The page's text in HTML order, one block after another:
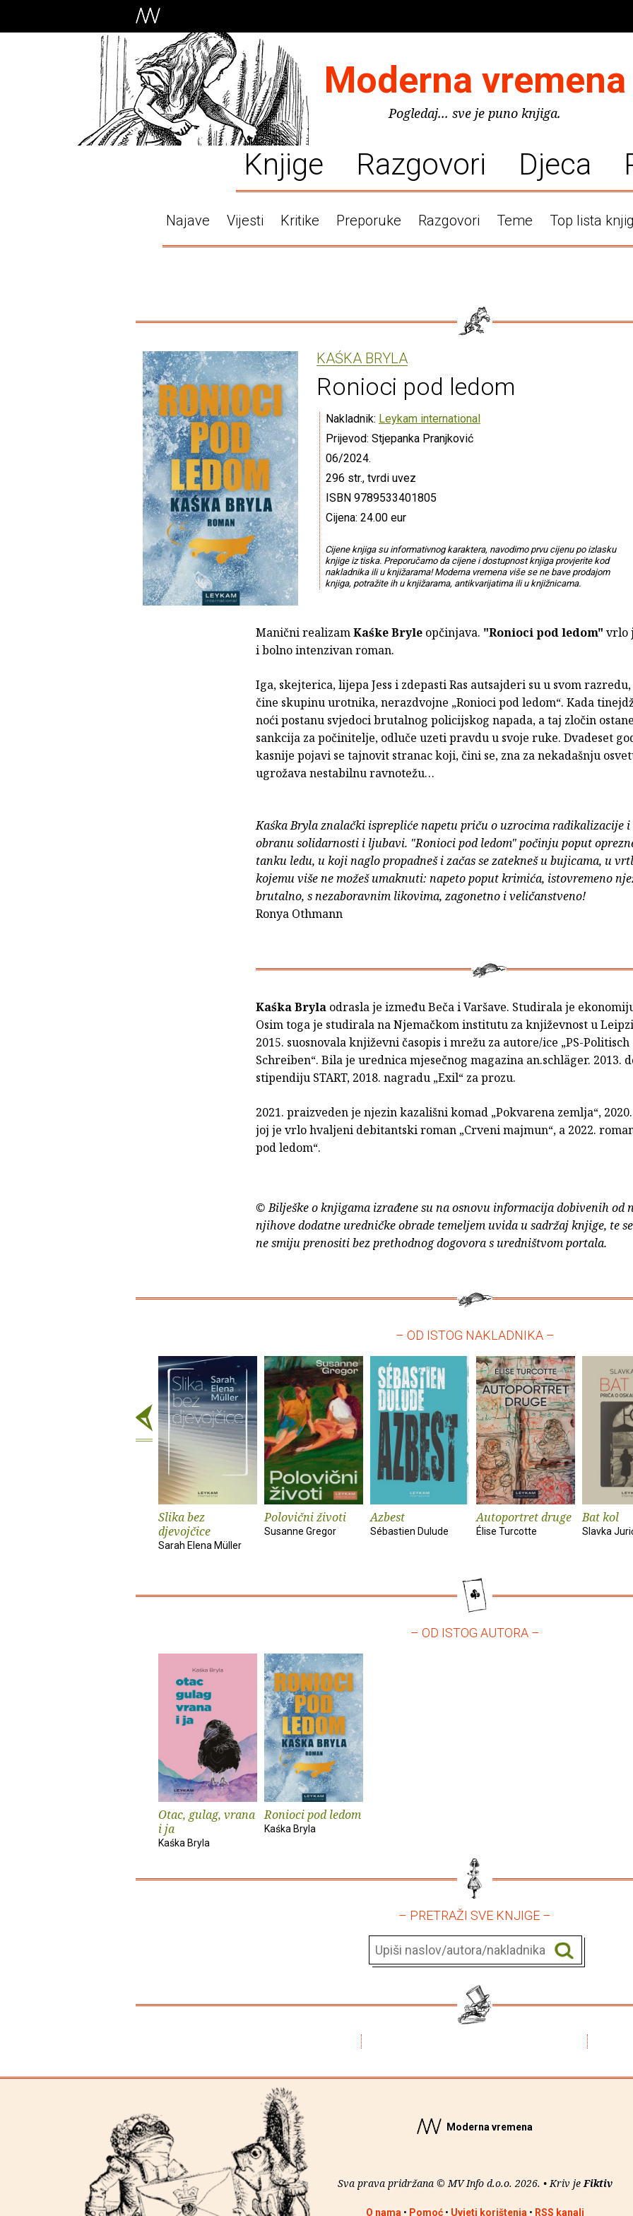
Moderna vremena
Pogledaj... sve je puno knjiga.
Knjige Razgovori Djeca
Najave Vijesti Kritike Preporuke Razgovori Teme Top lista
KAŚKA BRYLA
Ronioci pod ledom
Nakladnik: Leykam international
Prijevod: Stjepanka Pranjković
06/2024.
296 str., tvrdi uvez
ISBN 9789533401805
Cijena: 24.00 eur
Cijene knjiga su informativnog karaktera, navodimo prvu cijenu po izlasku
knjige iz tiska. Preporučamo da cijene i dostupnost knjiga provjerite kod
nakladnika ili u knjižarama! Moderna vremena više se ne bave prodajom
knjiga, potražite ih u knjižarama, antikvarijatima ili u knjižnicama.
Manični realizamKaśke Bryle opčinjava. "Ronioci pod ledom" vrlo
i bolno intenzivan roman.
Iga, skejterica, lijepa Jess i zdepasti Ras autsajderi su u svom
čine skupinu urotnika, nerazdvojne „Ronioci pod ledom“. Kada
noći postanu svjedoci brutalnog policijskog napada, a taj zločin
sankcija za počinitelje, odluče uzeti pravdu u svoje ruke. Dvadeset
kasnije pojavi se tajnovit stranac koji, čini se, zna za nekadašnju
ugrožava nestabilnu ravnotežu…
Kaśka Bryla znalački isprepliće napetu priču o uzrocima radikalizacije i
obranu solidarnosti i ljubavi. "Ronioci pod ledom" počinju poput
tanku ledu, u koji naglo propadneš i začas se zatekneš u bujicama, u
kojemu više ne možeš umaknuti: napeto poput krimića, istovremeno
brutalno, s nezaboravnim likovima, zagonetno i veličanstveno!
Ronya Othmann
Kaśka Bryla odrasla je između Beča i Varšave. Studirala je
Osim toga je studirala na Njemačkom institutu za književnost u
2015. suosnovala književni časopis i mrežu za autore/ice „PS-Politisch
Schreiben“. Bila je urednica mjesečnog magazina an.schläger. 2013.
stipendiju START, 2018. nagradu „Exil“ za prozu.
2021. praizveden je njezin kazališni komad „Pokvarena zemlja“,
joj je vrlo hvaljeni debitantski roman „Crveni majmun“, a 2022.
pod ledom“.
© Bilješke o knjigama izrađene su na osnovu informacija dobivenih od
njihove dodatne uredničke obrade temeljem uvida u sadržaj knjige, te
ne smiju prenositi bez prethodnog dogovora s uredništvom portala.
– OD ISTOG NAKLADNIKA –
Slika bez
djevojčice
Sarah Elena Müller
Polovični životi
Susanne Gregor
Azbest
Sébastien Dulude
Autoportret druge
Élise Turcotte
Bat kol
Slavka
– OD ISTOG AUTORA –
Otac, gulag, vrana
i ja
Kaśka Bryla
Ronioci pod ledom
Kaśka Bryla
– PRETRAŽI SVE KNJIGE –
Moderna vremena
Sva prava pridržana © MV Info d.o.o. 2026. • Kriv jeFiktiv
O nama • Pomoć• Uvjeti korištenja • RSS kanali